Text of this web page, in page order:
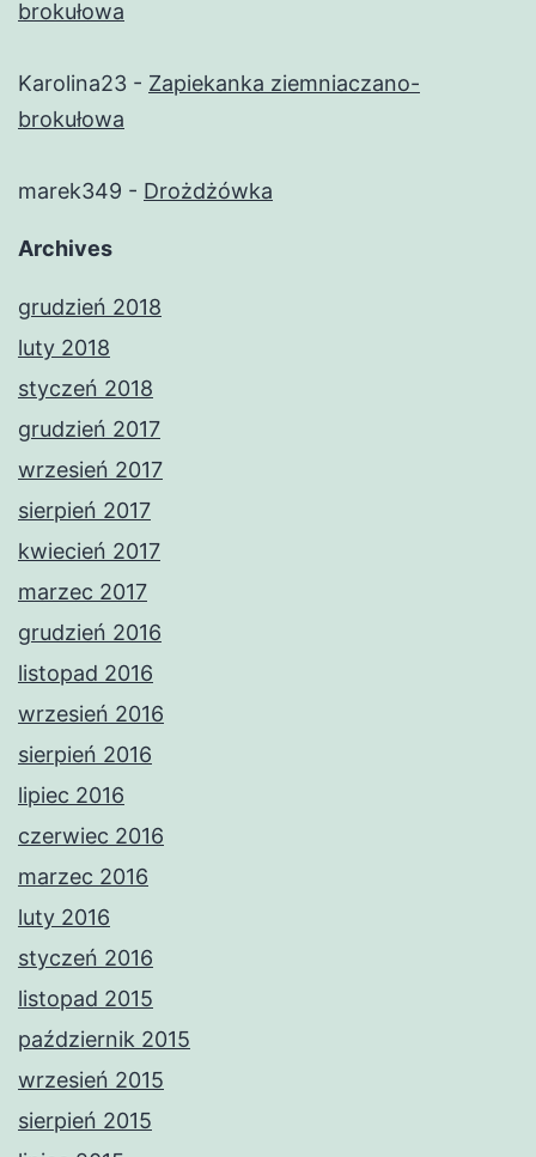
brokułowa
Karolina23 - Zapiekanka ziemniaczano-
brokułowa
marek349 - Drożdżówka
Archives
grudzień 2018
luty 2018
styczeń 2018
grudzień 2017
wrzesień 2017
sierpień 2017
kwiecień 2017
marzec 2017
grudzień 2016
listopad 2016
wrzesień 2016
sierpień 2016
lipiec 2016
czerwiec 2016
marzec 2016
luty 2016
styczeń 2016
listopad 2015
październik 2015
wrzesień 2015
sierpień 2015